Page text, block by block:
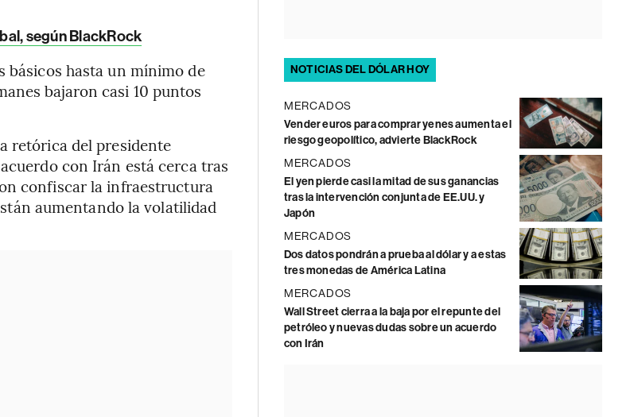
según BlackRock
básicos hasta un mínimo de
bajaron casi 10 puntos
retórica del presidente
con Irán está cerca tras
confiscar la infraestructura
aumentando la volatilidad
NOTICIAS DEL DÓLAR HOY
MERCADOS
Vender euros para comprar yenes aumenta el
riesgo geopolítico, advierte BlackRock
MERCADOS
El yen pierde casi la mitad de sus ganancias
tras la intervención conjunta de EE.UU. y
Japón
MERCADOS
Dos datos pondrán a prueba al dólar y a estas
tres monedas de América Latina
MERCADOS
Wall Street cierra a la baja por el repunte del
petróleo y nuevas dudas sobre un acuerdo
con Irán